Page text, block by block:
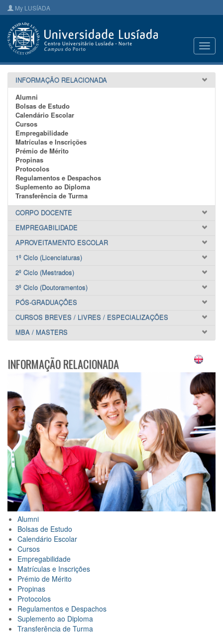
My LUSÍADA
INFORMAÇÃO RELACIONADA
Alumni
Bolsas de Estudo
Calendário Escolar
Cursos
Empregabilidade
Matrículas e Inscrições
Prémio de Mérito
Propinas
Protocolos
Regulamentos e Despachos
Suplemento ao Diploma
Transferência de Turma
CORPO DOCENTE
EMPREGABILIDADE
APROVEITAMENTO ESCOLAR
1º Ciclo (Licenciaturas)
2º Ciclo (Mestrados)
3º Ciclo (Doutoramentos)
PÓS-GRADUAÇÕES
CURSOS BREVES / LIVRES / ESPECIALIZAÇÕES
MBA / MASTERS
INFORMAÇÃO RELACIONADA
Alumni
Bolsas de Estudo
Calendário Escolar
Cursos
Empregabilidade
Matrículas e Inscrições
Prémio de Mérito
Propinas
Protocolos
Regulamentos e Despachos
Suplemento ao Diploma
Transferência de Turma